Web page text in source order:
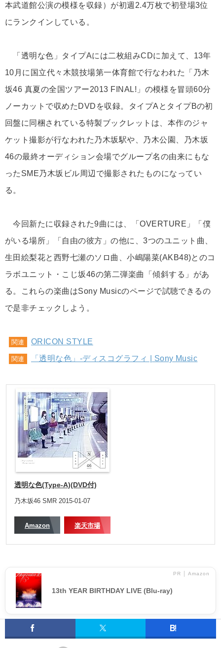
本武道館公演の模様を収録）が初週2.4万枚で初登場3位
にランクインしている。
「透明な色」タイプAには二枚組みCDに加えて、13年
10月に国立代々木競技場第一体育館で行なわれた「乃木
坂46 真夏の全国ツアー2013 FINAL!」の模様を冒頭60分
ノーカットで収めたDVDを収録。タイプAとタイプBの初
回盤に同梱されている特製ブックレットは、本作のジャ
ケット撮影が行なわれた乃木坂駅や、乃木公園、乃木坂
46の最終オーディション会場でグループ名の由来にもな
ったSME乃木坂ビル周辺で撮影されたものになってい
る。
今回新たに収録された9曲には、「OVERTURE」「僕
がいる場所」「自由の彼方」の他に、3つのユニット曲、
生田絵梨花と西野七瀬のソロ曲、小嶋陽菜(AKB48)とのコ
ラボユニット・こじ坂46の第二弾楽曲「傾斜する」があ
る。これらの楽曲はSony Musicのページで試聴できるの
で是非チェックしよう。
関連 ORICON STYLE
関連 「透明な色」-ディスコグラフィ | Sony Music
透明な色(Type-A)(DVD付)
乃木坂46 SMR 2015-01-07
Amazon 楽天市場
PR │ Amazon
13th YEAR BIRTHDAY LIVE (Blu-ray)